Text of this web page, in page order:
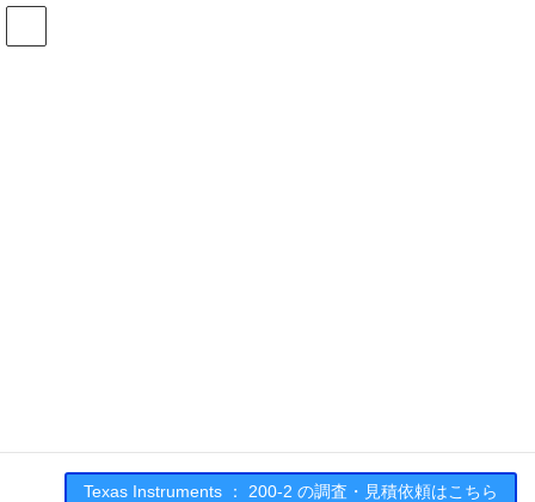
コ
ナ
Texas Instruments ： 200-2 の調査・見積依頼はこちら